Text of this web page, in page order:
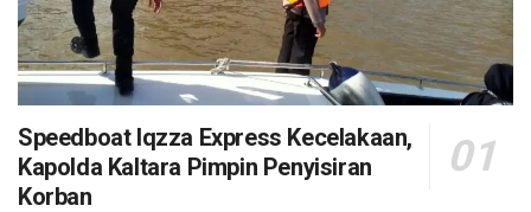
Speedboat Iqzza Express Kecelakaan,
Kapolda Kaltara Pimpin Penyisiran
Korban